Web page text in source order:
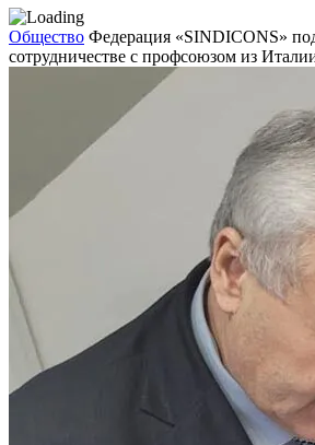
Общество Федерация «SINDICONS»
сотрудничестве с профсоюзом из